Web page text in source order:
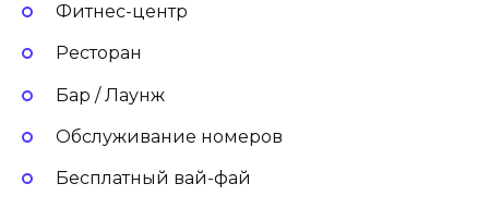
Фитнес-центр
Ресторан
Бар / Лаунж
Обслуживание номеров
Бесплатный вай-фай